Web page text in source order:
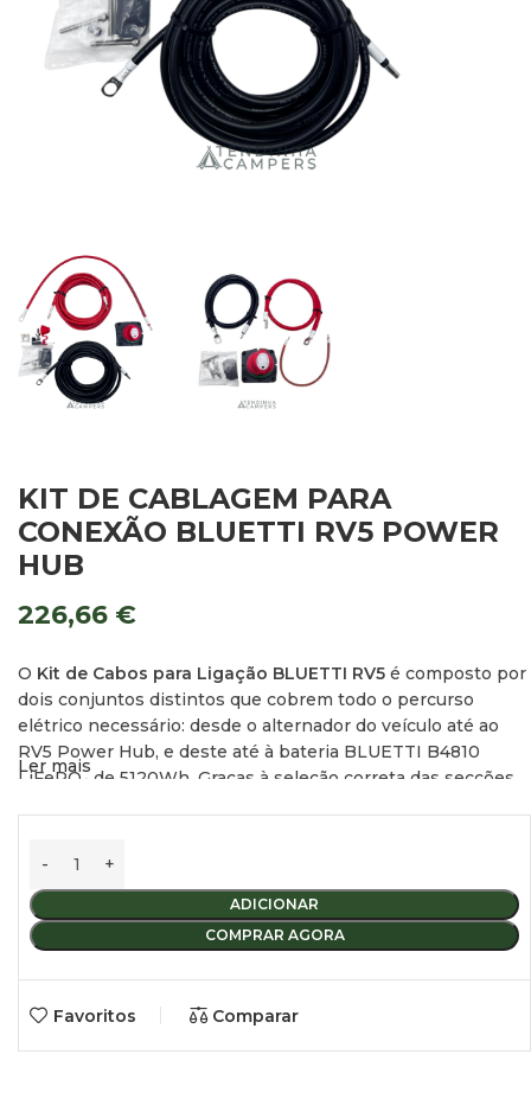
KIT DE CABLAGEM PARA
CONEXÃO BLUETTI RV5 POWER
HUB
226,66 €
O Kit de Cabos para Ligação BLUETTI RV5 é composto por
dois conjuntos distintos que cobrem todo o percurso
elétrico necessário: desde o alternador do veículo até ao
RV5 Power Hub, e deste até à bateria BLUETTI B4810
LiFePO₄ de 5120Wh . Graças à seleção correta das secções
estável, minimizando perdas e maximizando a eficiência do
Todos os cabos vêm perfeitamente identificados
indicando claramente o seu ponto de ligação, o que facilita
imenso a montagem e reduz erros durante a instalação. É a
solução ideal tanto para instalações profissionais como para
Ler mais
ADICIONAR
COMPRAR AGORA
Favoritos Comparar